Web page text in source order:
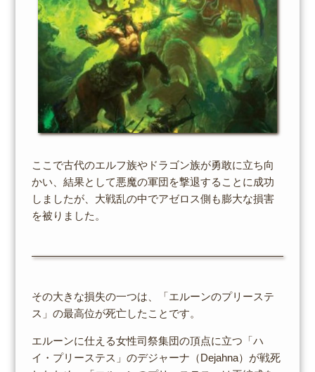
ここで古代のエルフ族やドラゴン族が勇敢に立ち向
かい、結果として悪魔の軍団を撃退することに成功
しましたが、大戦乱の中でアゼロス側も膨大な損害
を被りました。
その大きな損失の一つは、「エルーンのプリーステ
ス」の最高位が死亡したことです。
エルーンに仕える女性司祭集団の頂点に立つ「ハ
イ・プリーステス」のデジャーナ（Dejahna）が戦死